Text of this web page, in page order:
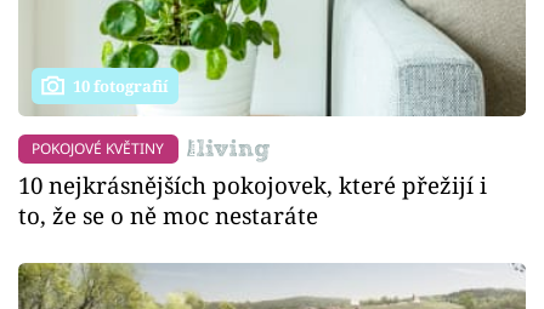
10 fotografií
POKOJOVÉ KVĚTINY
10 nejkrásnějších pokojovek, které přežijí i
to, že se o ně moc nestaráte